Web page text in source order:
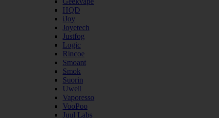
HQD
iJoy
Joyetech
Justfog
Logic
Rincoe
Smoant
Smok
Suorin
Uwell
Vaporesso
VooPoo
Juul Labs